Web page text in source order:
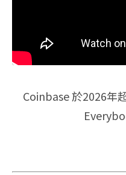
Coinbase 於2026年